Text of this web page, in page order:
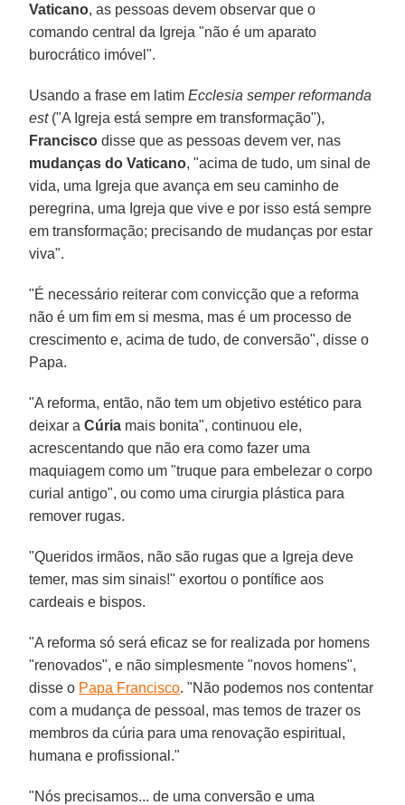
Vaticano, as pessoas devem observar que o
comando central da Igreja "não é um aparato
burocrático imóvel".
Usando a frase em latimEcclesia semper reformanda
est("A Igreja está sempre em transformação"),
Francisco disse que as pessoas devem ver, nas
mudanças do Vaticano, "acima de tudo, um sinal de
vida, uma Igreja que avança em seu caminho de
peregrina, uma Igreja que vive e por isso está sempre
em transformação; precisando de mudanças por estar
viva".
"É necessário reiterar com convicção que a reforma
não é um fim em si mesma, mas é um processo de
crescimento e, acima de tudo, de conversão", disse o
Papa.
"A reforma, então, não tem um objetivo estético para
deixar aCúria mais bonita", continuou ele,
acrescentando que não era como fazer uma
maquiagem como um "truque para embelezar o corpo
curial antigo", ou como uma cirurgia plástica para
remover rugas.
"Queridos irmãos, não são rugas que a Igreja deve
temer, mas sim sinais!" exortou o pontífice aos
cardeais e bispos.
"A reforma só será eficaz se for realizada por homens
"renovados", e não simplesmente "novos homens",
disse o Papa Francisco. "Não podemos nos contentar
com a mudança de pessoal, mas temos de trazer os
membros da cúria para uma renovação espiritual,
humana e profissional."
"Nós precisamos... de uma conversão e uma